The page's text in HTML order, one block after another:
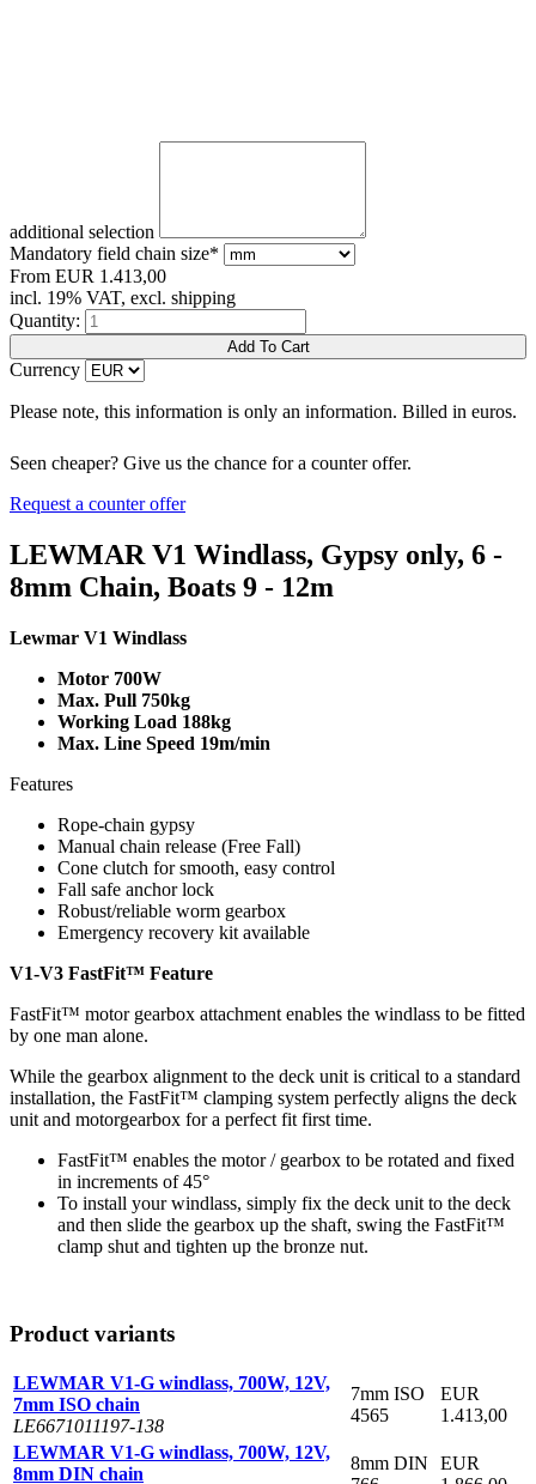
additional selection
Mandatory field chain size*
From EUR 1.413,00
incl. 19% VAT, excl. shipping
Quantity:
Currency
Please note, this information is only an information. Billed in euros.
Seen cheaper? Give us the chance for a counter offer.
Request a counter offer
LEWMAR V1 Windlass, Gypsy only, 6 -
8mm Chain, Boats 9 - 12m
Lewmar V1 Windlass
Motor 700W
Max. Pull 750kg
Working Load 188kg
Max. Line Speed 19m/min
Features
Rope-chain gypsy
Manual chain release (Free Fall)
Cone clutch for smooth, easy control
Fall safe anchor lock
Robust/reliable worm gearbox
Emergency recovery kit available
V1-V3 FastFit™ Feature
FastFit™ motor gearbox attachment enables the windlass to be fitted
by one man alone.
While the gearbox alignment to the deck unit is critical to a standard
installation, the FastFit™ clamping system perfectly aligns the deck
unit and motorgearbox for a perfect fit first time.
FastFit™ enables the motor / gearbox to be rotated and fixed
in increments of 45°
To install your windlass, simply fix the deck unit to the deck
and then slide the gearbox up the shaft, swing the FastFit™
clamp shut and tighten up the bronze nut.
Product variants
LEWMAR V1-G windlass, 700W, 12V,
7mm ISO chain
LE6671011197-138
7mm ISO
4565
EUR
1.413,00
LEWMAR V1-G windlass, 700W, 12V,
8mm DIN chain
8mm DIN
EUR